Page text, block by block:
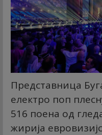
Представница
електро поп
516 поена од
жирија